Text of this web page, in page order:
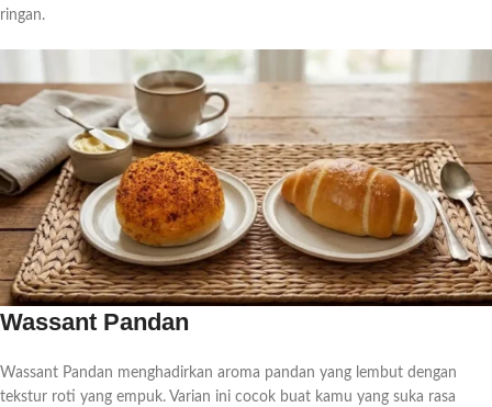
ringan.
Wassant Pandan
Wassant Pandan menghadirkan aroma pandan yang lembut dengan
tekstur roti yang empuk. Varian ini cocok buat kamu yang suka rasa